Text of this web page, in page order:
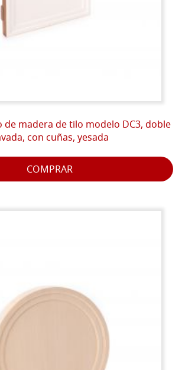
de madera de tilo modelo DC3, doble
con cuñas, yesada
COMPRAR